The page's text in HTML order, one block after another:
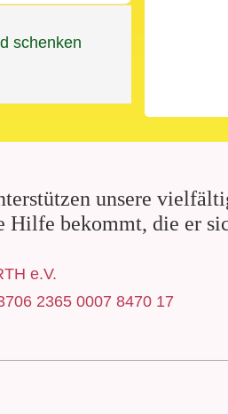
schenken
unsere
Hilfe bekommt, die er
e.V.
2365 0007 8470 17